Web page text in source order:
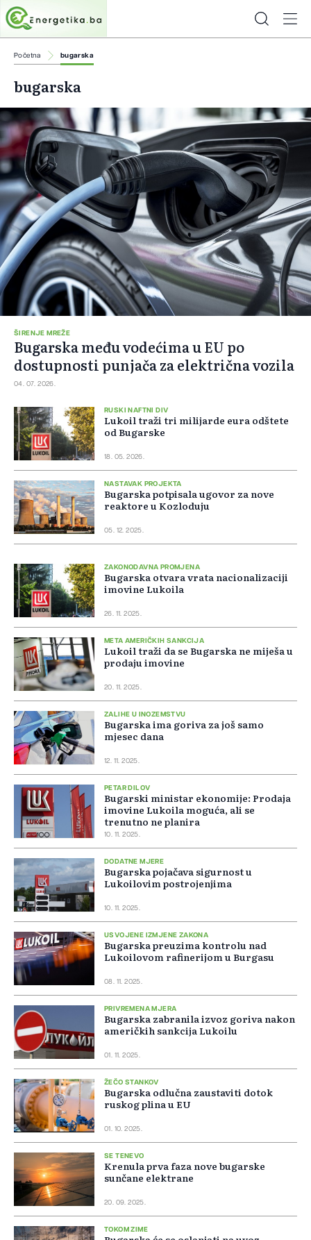
Početna bugarska
bugarska
ŠIRENJE MREŽE
Bugarska među vodećima u EU po
dostupnosti punjača za električna vozila
04. 07. 2026.
RUSKI NAFTNI DIV
Lukoil traži tri milijarde eura odštete
od Bugarske
18. 05. 2026.
NASTAVAK PROJEKTA
Bugarska potpisala ugovor za nove
reaktore u Kozloduju
05. 12. 2025.
ZAKONODAVNA PROMJENA
Bugarska otvara vrata nacionalizaciji
imovine Lukoila
26. 11. 2025.
META AMERIČKIH SANKCIJA
Lukoil traži da se Bugarska ne miješa u
prodaju imovine
20. 11. 2025.
ZALIHE U INOZEMSTVU
Bugarska ima goriva za još samo
mjesec dana
12. 11. 2025.
PETAR DILOV
Bugarski ministar ekonomije: Prodaja
imovine Lukoila moguća, ali se
trenutno ne planira
10. 11. 2025.
DODATNE MJERE
Bugarska pojačava sigurnost u
Lukoilovim postrojenjima
10. 11. 2025.
USVOJENE IZMJENE ZAKONA
Bugarska preuzima kontrolu nad
Lukoilovom rafinerijom u Burgasu
08. 11. 2025.
PRIVREMENA MJERA
Bugarska zabranila izvoz goriva nakon
američkih sankcija Lukoilu
01. 11. 2025.
ŽEČO STANKOV
Bugarska odlučna zaustaviti dotok
ruskog plina u EU
01. 10. 2025.
SE TENEVO
Krenula prva faza nove bugarske
sunčane elektrane
20. 09. 2025.
TOKOM ZIME